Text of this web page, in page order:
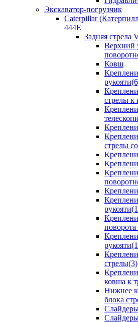
Экскаватор-погрузчик
Caterpillar
444E
Задняя стрела
Верхний
Ковш
стрелы к
стрелы
стрелы(3)
ковша к
Нижнее
блока